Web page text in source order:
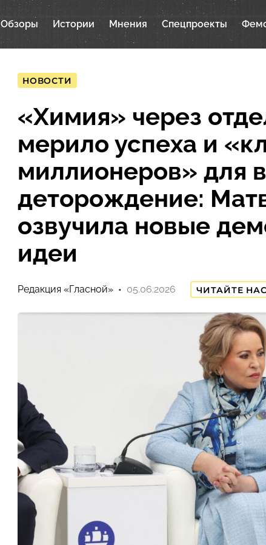
Обзоры Истории Мнения Спецпроекты
НОВОСТИ
«Химия» через
мерило успеха и
миллионеров» для
деторождение:
озвучила новые
идеи
Редакция «Гласной» 05.06.2026 ЧИТАЙТЕ НАС